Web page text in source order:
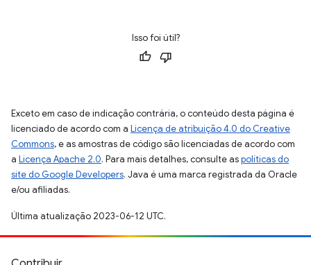
Isso foi útil?
Exceto em caso de indicação contrária, o conteúdo desta página é
licenciado de acordo com a Licença de atribuição 4.0 do Creative
Commons, e as amostras de código são licenciadas de acordo com
a Licença Apache 2.0. Para mais detalhes, consulte aspolíticas do
site do Google Developers. Java é uma marca registrada da Oracle
e/ou afiliadas.
Última atualização 2023-06-12 UTC.